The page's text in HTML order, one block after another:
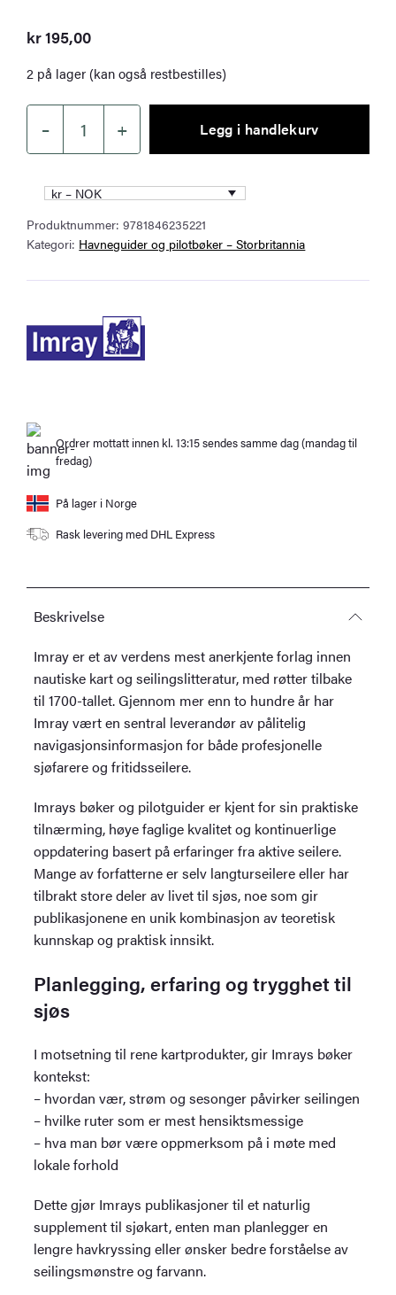
kr195,00
2 på lager (kan også restbestilles)
–
Map
of
the
Inland
Waterways
of
+ Legg i handlekurv
kr – NOK
Produktnummer:9781846235221
Kategori: Havneguider og pilotbøker – Storbritannia
Ordrer mottatt innen kl. 13:15 sendes samme dag (mandag til
fredag)
På lager i Norge
Rask levering med DHL Express
Beskrivelse
Imray er et av verdens mest anerkjente forlag innen
nautiske kart og seilingslitteratur, med røtter tilbake
til 1700-tallet. Gjennom mer enn to hundre år har
Imray vært en sentral leverandør av pålitelig
navigasjonsinformasjon for både profesjonelle
sjøfarere og fritidsseilere.
Imrays bøker og pilotguider er kjent for sin praktiske
tilnærming, høye faglige kvalitet og kontinuerlige
oppdatering basert på erfaringer fra aktive seilere.
Mange av forfatterne er selv langturseilere eller har
tilbrakt store deler av livet til sjøs, noe som gir
publikasjonene en unik kombinasjon av teoretisk
kunnskap og praktisk innsikt.
Planlegging, erfaring og trygghet til
sjøs
I motsetning til rene kartprodukter, gir Imrays bøker
kontekst:
– hvordan vær, strøm og sesonger påvirker seilingen
– hvilke ruter som er mest hensiktsmessige
– hva man bør være oppmerksom på i møte med
lokale forhold
Dette gjør Imrays publikasjoner til et naturlig
supplement til sjøkart, enten man planlegger en
lengre havkryssing eller ønsker bedre forståelse av
seilingsmønstre og farvann.